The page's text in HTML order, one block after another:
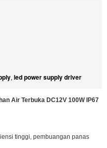
, led power supply driver
Air Terbuka DC12V 100W IP67
tinggi, pembuangan panas